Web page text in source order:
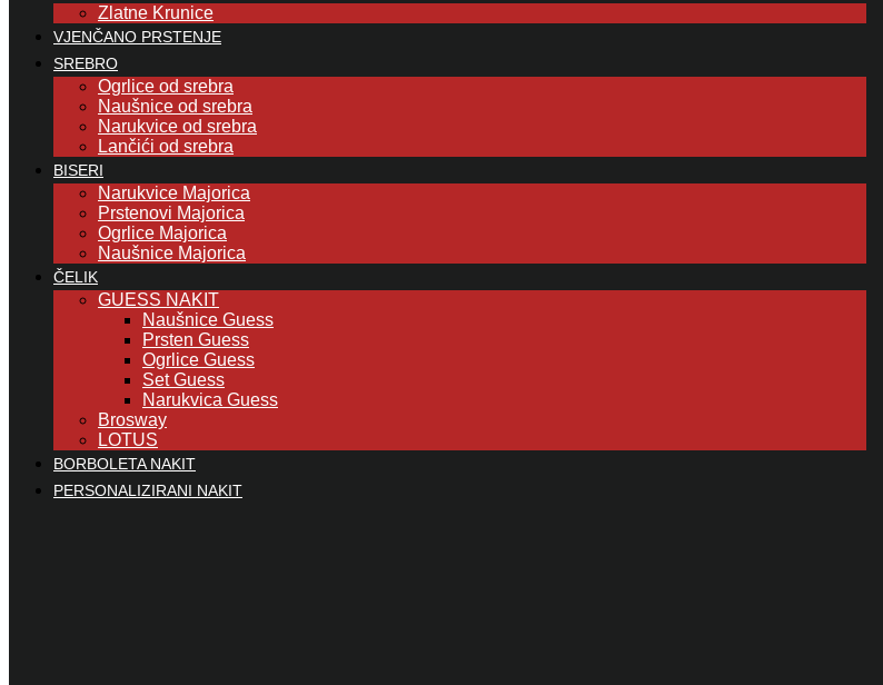
Zlatne Krunice
VJENČANO PRSTENJE
SREBRO
Ogrlice od srebra
Naušnice od srebra
Narukvice od srebra
Lančići od srebra
BISERI
Narukvice Majorica
Prstenovi Majorica
Ogrlice Majorica
Naušnice Majorica
ČELIK
GUESS NAKIT
Naušnice Guess
Prsten Guess
Ogrlice Guess
Set Guess
Narukvica Guess
Brosway
LOTUS
BORBOLETA NAKIT
PERSONALIZIRANI NAKIT